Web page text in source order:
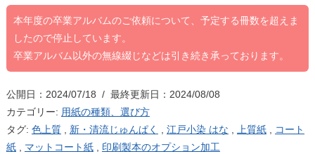
本年度の卒業アルバムのご依頼について、予定する冊数を超えま
したので停止しています。
卒業アルバム以外の無線綴じなどは引き続き承っております。
公開日：2024/07/18 / 最終更新日：2024/08/08
カテゴリー: 用紙の種類、選び方
タグ: 色上質, 新・清流じゅんぱく 江戸小染 はな 上質紙,
コート
紙, マットコート紙, 印刷製本のオプション加工